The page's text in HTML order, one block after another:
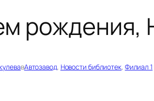
рождения,
вАвтозавод, Новости библиотек, Филиал 1